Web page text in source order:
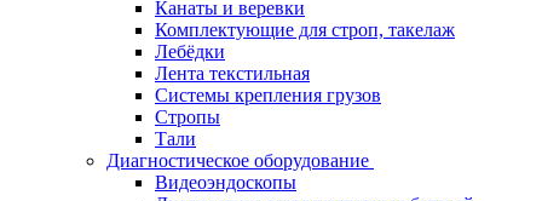
Канаты и веревки
Комплектующие для строп, такелаж
Лебёдки
Лента текстильная
Системы крепления грузов
Стропы
Тали
Диагностическое оборудование
Видеоэндоскопы